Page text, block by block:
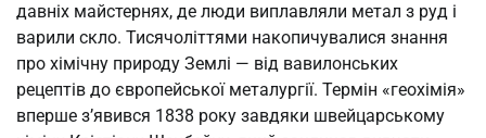
давніх майстернях, де люди виплавляли метал з руд і
варили скло. Тисячоліттями накопичувалися знання
про хімічну природу Землі — від вавилонських
рецептів до європейської металургії. Термін «геохімія»
вперше з’явився 1838 року завдяки швейцарському